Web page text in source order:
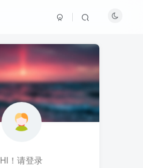
HI！请登录
HI！请登录